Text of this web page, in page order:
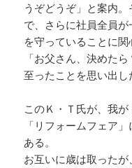
うぞどうぞ」と案内
で、さらに社員全員
を守っていることに
「お父さん、決めた
至ったことを思い出し
このＫ・Ｔ氏が、我
「リフォームフェア
ある。
お互いに歳は取った